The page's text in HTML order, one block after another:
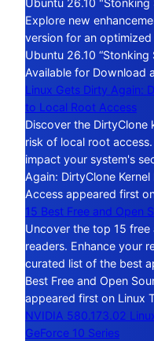
Ubuntu 26.10 "Stonking
Explore new
version for an
Ubuntu 26.10
Available for Download
Linux Gets Dirty Again:
to Local Root Access
Discover the DirtyClone
risk of local root
impact your system's
Again: DirtyClone
Access appeared first
15 Best Free and Open
Uncover the top 15
readers. Enhance your
curated list of the best
Best Free and Open
appeared first on Linux
NVIDIA 580.173.02
GeForce 10 Series